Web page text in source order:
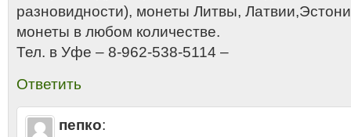
разновидности), монеты Литвы,
монеты в любом количестве.
Тел. в Уфе – 8-962-538-5114 –
Ответить
пепко: